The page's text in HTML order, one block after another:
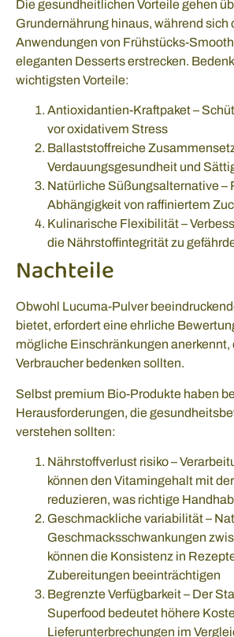
Die gesundheitlichen Vorteile gehen
Grundernährung hinaus, während sich
Anwendungen von Frühstücks-
eleganten Desserts erstrecken.
wichtigsten Vorteile:
Antioxidantien-Kraftpaket –
vor oxidativem Stress
Ballaststoffreiche
Verdauungsgesundheit und
Natürliche Süßungsalternative –
Abhängigkeit von raffiniertem
Kulinarische Flexibilität –
die Nährstoffintegrität zu
Nachteile
Obwohl Lucuma-Pulver
bietet, erfordert eine ehrliche
mögliche Einschränkungen anerkennt,
Verbraucher bedenken sollten.
Selbst premium Bio-Produkte haben
Herausforderungen, die
verstehen sollten:
Nährstoffverlust risiko –
können den Vitamingehalt mit
reduzieren, was richtige
Geschmackliche variabilität –
Geschmacksschwankungen
können die Konsistenz in
Zubereitungen beeinträchtigen
Begrenzte Verfügbarkeit – Der
Superfood bedeutet höhere
Lieferunterbrechungen im